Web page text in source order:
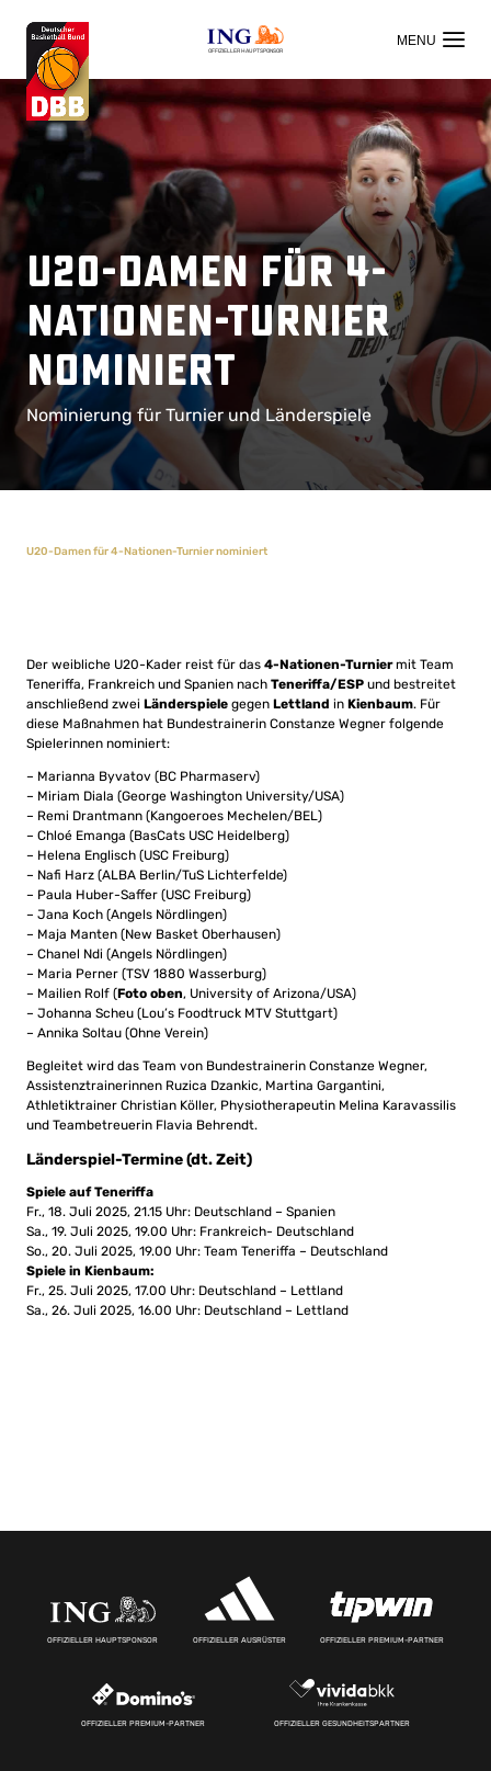
OFFIZIELLER HAUPTSPONSOR
U20-Damen für 4-
Nationen-Turnier
nominiert
Nominierung für Turnier und Länderspiele
U20-Damen für 4-Nationen-Turnier nominiert
Der weibliche U20-Kader reist für das 4-Nationen-Turniermit Team
Teneriffa, Frankreich und Spanien nach Teneriffa/ESP und bestreitet
anschließend zwei Länderspiele gegen Lettland in Kienbaum. Für
diese Maßnahmen hat Bundestrainerin Constanze Wegner folgende
Spielerinnen nominiert:
– Marianna Byvatov (BC Pharmaserv)
– Miriam Diala (George Washington University/USA)
– Remi Drantmann (Kangoeroes Mechelen/BEL)
– Chloé Emanga (BasCats USC Heidelberg)
– Helena Englisch (USC Freiburg)
– Nafi Harz (ALBA Berlin/TuS Lichterfelde)
– Paula Huber-Saffer (USC Freiburg)
– Jana Koch (Angels Nördlingen)
– Maja Manten (New Basket Oberhausen)
– Chanel Ndi (Angels Nördlingen)
– Maria Perner (TSV 1880 Wasserburg)
– Mailien Rolf (Foto oben, University of Arizona/USA)
– Johanna Scheu (Lou’s Foodtruck MTV Stuttgart)
– Annika Soltau (Ohne Verein)
Begleitet wird das Team von Bundestrainerin Constanze Wegner,
Assistenztrainerinnen Ruzica Dzankic, Martina Gargantini,
Athletiktrainer Christian Köller, Physiotherapeutin Melina Karavassilis
und Teambetreuerin Flavia Behrendt.
Länderspiel-Termine (dt. Zeit)
Spiele auf Teneriffa
Fr., 18. Juli 2025, 21.15 Uhr: Deutschland – Spanien
Sa., 19. Juli 2025, 19.00 Uhr: Frankreich- Deutschland
So., 20. Juli 2025, 19.00 Uhr: Team Teneriffa – Deutschland
Spiele in Kienbaum:
Fr., 25. Juli 2025, 17.00 Uhr: Deutschland – Lettland
Sa., 26. Juli 2025, 16.00 Uhr: Deutschland – Lettland
OFFIZIELLER HAUPTSPONSOR OFFIZIELLER AUSRÜSTER OFFIZIELLER PREMIUM-PARTNER
OFFIZIELLER PREMIUM-PARTNER OFFIZIELLER GESUNDHEITSPARTNER